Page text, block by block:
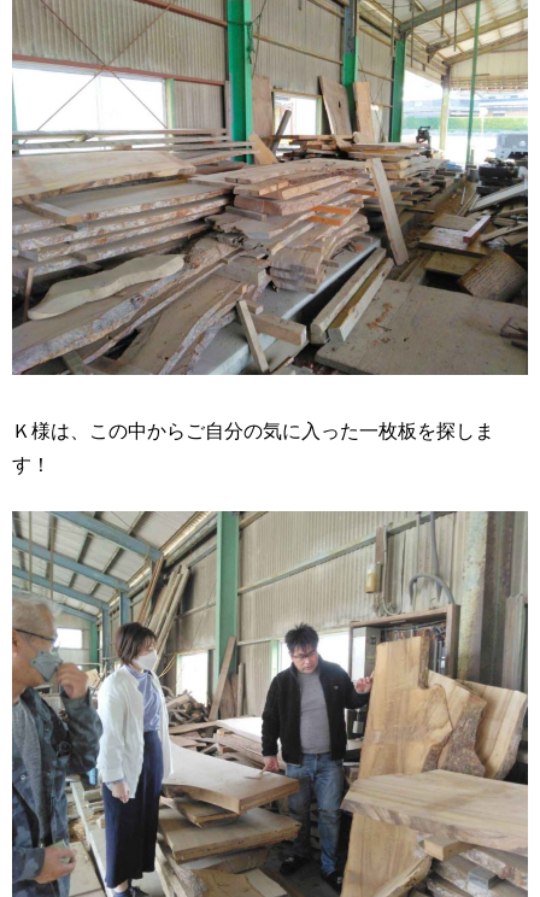
Ｋ様は、この中からご自分の気に入った一枚板を探しま
す！